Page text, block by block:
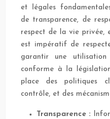
et légales
de transparence, de
respect de la vie privée,
est impératif de
garantir une utilisation
conforme à la
place des politiques
contrôle, et des
Transparence :